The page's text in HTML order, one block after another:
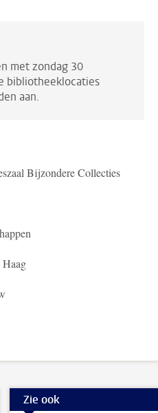
met zondag 30
bibliotheeklocaties
aan.
Bijzondere Collecties
Zie ook